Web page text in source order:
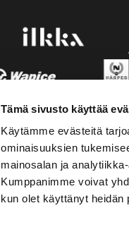
Tämä sivusto käyttää
Käytämme evästeitä
ominaisuuksien
mainosalan ja
Kumppanimme voivat
kun olet käyttänyt heidän